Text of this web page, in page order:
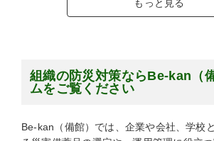
もっと見る
組織の防災対策ならBe-kan（
ムをご覧ください
Be-kan（備館）では、企業や会社、学校